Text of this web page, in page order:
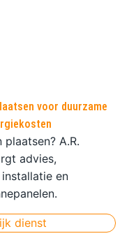
voor duurzame
A.R.
advies,
en
dienst